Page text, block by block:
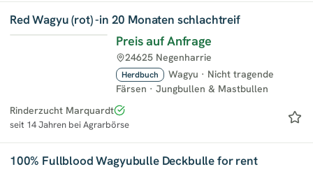
Red Wagyu (rot) -in 20 Monaten schlachtreif
Preis auf Anfrage
Herdbuch Wagyu · Nicht tragende
Färsen · Jungbullen & Mastbullen
24625 Negenharrie
Rinderzucht Marquardt
seit 14 Jahren bei Agrarbörse
100% Fullblood Wagyubulle Deckbulle for rent